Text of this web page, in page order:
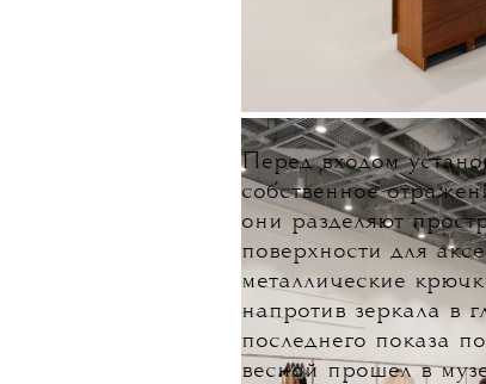
Перед входом
собственное
они разделяют
поверхности для
металлические
напротив зеркала в
последнего показа
весной прошел в